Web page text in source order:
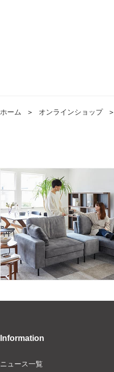
ホーム ＞ オンラインショップ ＞
Information
ニュース一覧